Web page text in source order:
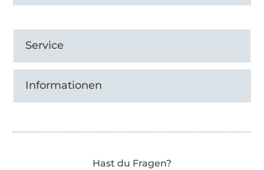
Service
Informationen
Hast du Fragen?